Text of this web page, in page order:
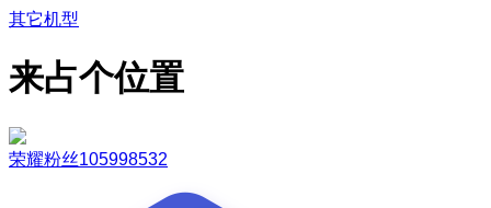
其它机型
来占个位置
荣耀粉丝105998532